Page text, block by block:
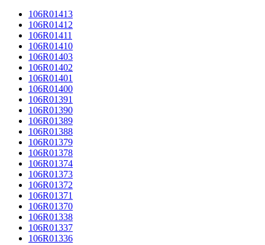
106R01413
106R01412
106R01411
106R01410
106R01403
106R01402
106R01401
106R01400
106R01391
106R01390
106R01389
106R01388
106R01379
106R01378
106R01374
106R01373
106R01372
106R01371
106R01370
106R01338
106R01337
106R01336